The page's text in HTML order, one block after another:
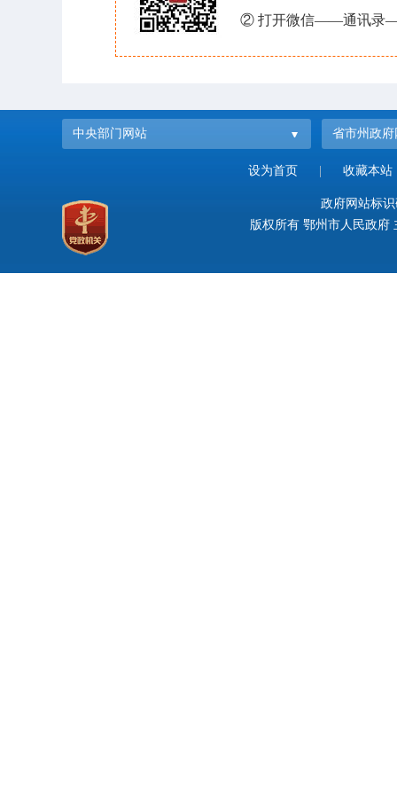
② 打开微信——通讯录
中央部门网站 省市州政府
设为首页 收藏本站
政府网站标
版权所有 鄂州市人民政府